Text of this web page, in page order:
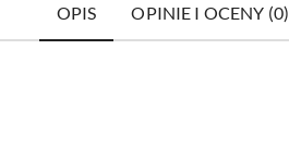
OPIS OPINIE I OCENY (0)